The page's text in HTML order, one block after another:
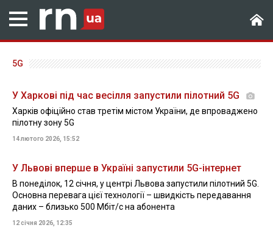
5G
У Харкові під час весілля запустили пілотний 5G
Харків офіційно став третім містом України, де впроваджено
пілотну зону 5G
14 лютого 2026, 15:52
У Львові вперше в Україні запустили 5G-інтернет
В понеділок, 12 січня, у центрі Львова запустили пілотний 5G.
Основна перевага цієї технології – швидкість передавання
даних – близько 500 Мбіт/с на абонента
12 січня 2026, 12:35